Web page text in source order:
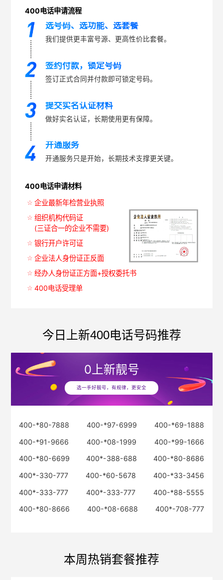
400电话申请流程
选号码、选功能、选套餐
我们提供更丰富号源、更高性价比套餐。
签约付款，锁定号码
签订正式合同并付款即可锁定号码。
提交实名认证材料
做好实名认证，长期使用更有保障。
开通服务
开通服务只是开始，长期技术支撑更关键。
400电话申请材料
企业最新年检营业执照
组织机构代码证
(三证合一的企业不需要)
银行开户许可证
企业法人身份证正反面
经办人身份证正方面+授权委托书
400电话受理单
今日上新400电话号码推荐
0上新靓号
选一手好靓号，有规律，更安全
400-*80-7888 400-*97-6999
400-*69-1888
400-*91-9666
400-*08-1999
400-*99-1666
400-*80-6699
400*-388-688
400-*80-8686
400*-330-777
400-*60-5678
400-*33-3456
400*-333-777
400*-333-777
400-*88-5555
400-*80-8666
400-*08-6688 400*-708-777
本周热销套餐推荐